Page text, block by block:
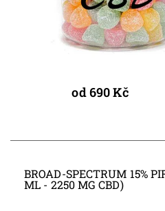
od 690 Kč
BROAD-SPECTRUM 15%
ML - 2250 MG CBD)